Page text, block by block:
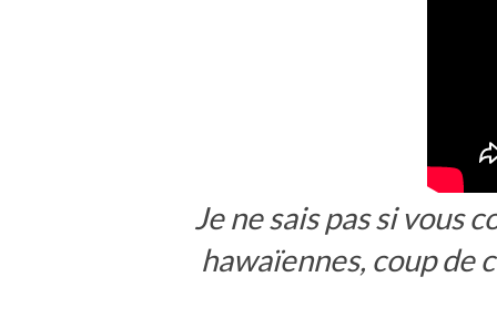
Je ne sais pas si vous
hawaïennes, coup de